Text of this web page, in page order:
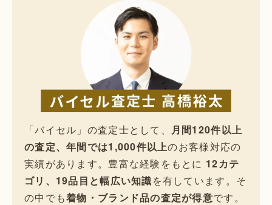
「バイセル」の査定士として、 月間120件以上
の査定、年間では1,000件以上のお客様対応の
実績があります。豊富な経験をもとに 12カテ
ゴリ、19品目と幅広い知識を有しています。そ
の中でも着物・ブランド品の査定が得意です。